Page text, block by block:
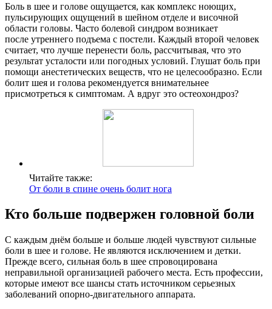
Боль в шее и голове ощущается, как комплекс ноющих,
пульсирующих ощущений в шейном отделе и височной
области головы. Часто болевой синдром возникает
после утреннего подъема с постели. Каждый второй человек
считает, что лучше перенести боль, рассчитывая, что это
результат усталости или погодных условий. Глушат боль при
помощи анестетических веществ, что не целесообразно. Если
болит шея и голова рекомендуется внимательнее
присмотреться к симптомам. А вдруг это остеохондроз?
Читайте также:
От боли в спине очень болит нога
Кто больше подвержен головной боли
С каждым днём больше и больше людей чувствуют сильные
боли в шее и голове. Не являются исключением и детки.
Прежде всего, сильная боль в шее спровоцирована
неправильной организацией рабочего места. Есть профессии,
которые имеют все шансы стать источником серьезных
заболеваний опорно-двигательного аппарата.